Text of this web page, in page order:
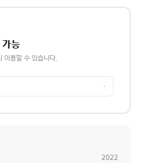
능
이용할 수 있습니다.
→
2022